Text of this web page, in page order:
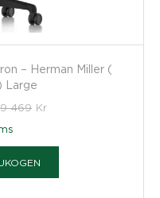
– Herman Miller (
Large
469 Kr